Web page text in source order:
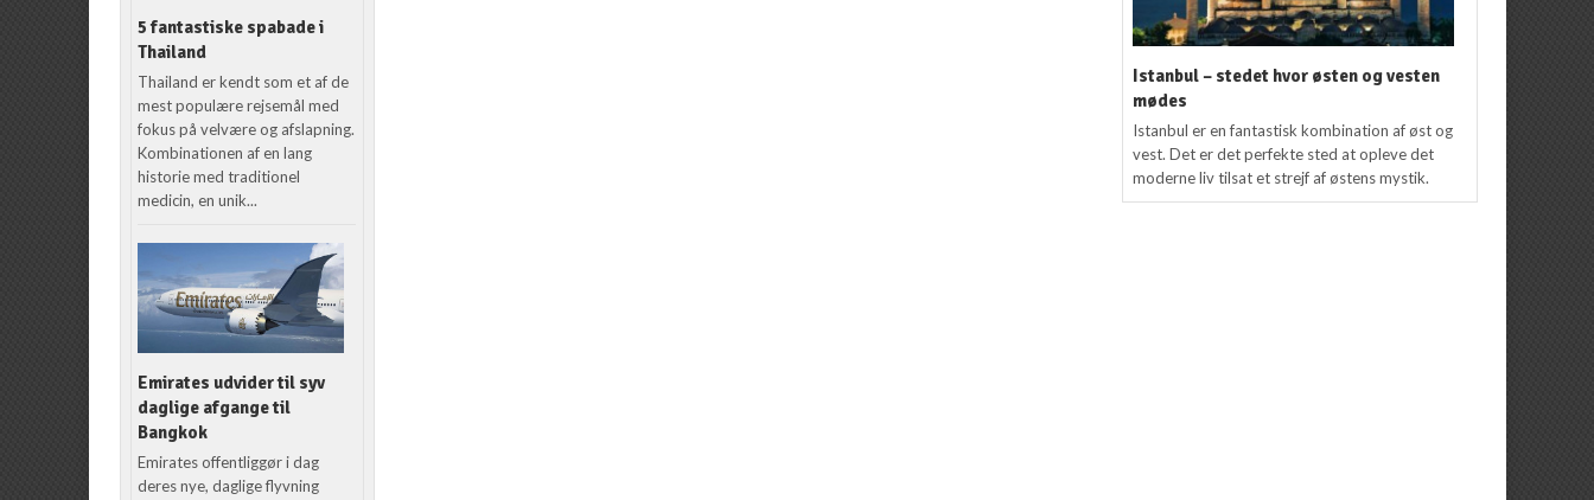
5 fantastiske spabade i
Thailand
Thailand er kendt som et af de
mest populære rejsemål med
fokus på velvære og afslapning.
Kombinationen af en lang
historie med traditionel
medicin, en unik...
Emirates udvider til syv
daglige afgange til
Bangkok
Emirates offentliggør i dag
deres nye, daglige flyvning
Istanbul – stedet hvor østen og vesten
mødes
Istanbul er en fantastisk kombination af øst og
vest. Det er det perfekte sted at opleve det
moderne liv tilsat et strejf af østens mystik.